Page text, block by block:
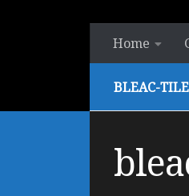
Home
BLEAC-TILE